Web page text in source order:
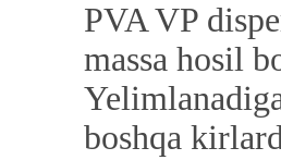
PVA VP
massa hosil
boshqa